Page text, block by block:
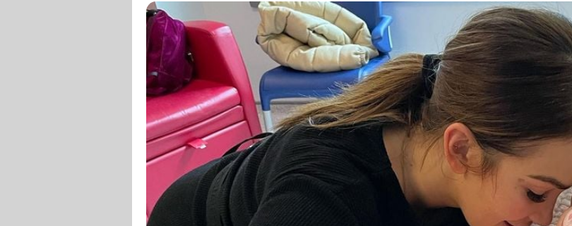
Stars
Filme & Serien
Lifestyle
Familie & Liebe
Promiflash Exklusiv
Alle Themen auf Promiflash
Jobs